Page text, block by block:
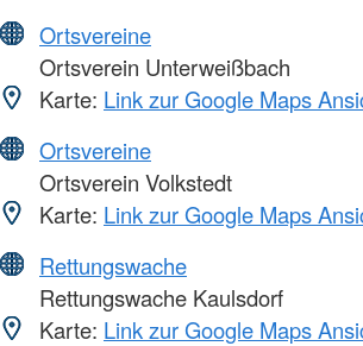
Ortsvereine
Ortsverein Unterweißbach
Karte: Link zur Google Maps
Ortsvereine
Ortsverein Volkstedt
Karte: Link zur Google Maps
Rettungswache
Rettungswache Kaulsdorf
Karte: Link zur Google Maps